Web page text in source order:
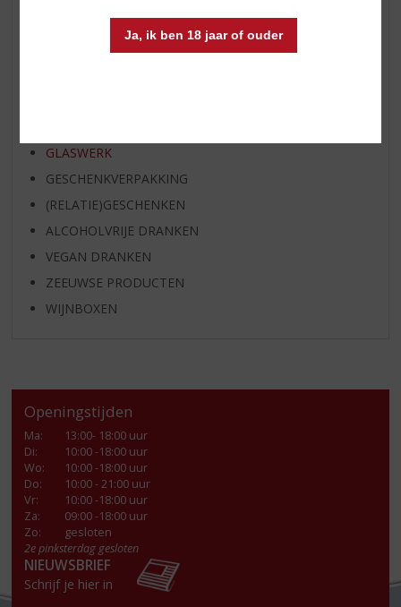
Ja, ik ben 18 jaar of ouder
GEDISTILLEERD OVERIG
GLASWERK
GESCHENKVERPAKKING
(RELATIE)GESCHENKEN
ALCOHOLVRIJE DRANKEN
VEGAN DRANKEN
ZEEUWSE PRODUCTEN
WIJNBOXEN
Openingstijden
Ma:
13:00- 18:00 uur
Di:
10:00 -18:00 uur
Wo:
10:00 -18:00 uur
Do:
10:00 - 21:00 uur
Vr:
10:00 -18:00 uur
Za:
09:00 -18:00 uur
Zo:
gesloten
2e pinksterdag gesloten
NIEUWSBRIEF
Schrijf je hier in